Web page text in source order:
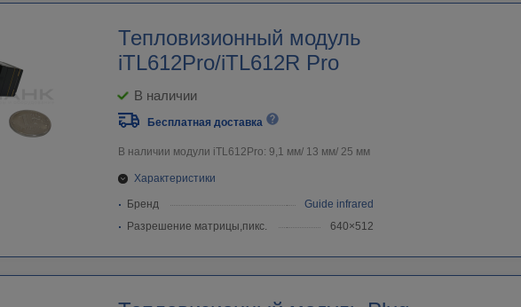
Тепловизионный модуль
iTL612Pro/iTL612R Pro
В наличии
Бесплатная доставка
В наличии модули iTL612Pro: 9,1 мм/ 13 мм/ 25 мм
Характеристики
Бренд
Guide infrared
Разрешение матрицы,пикс.
640×512